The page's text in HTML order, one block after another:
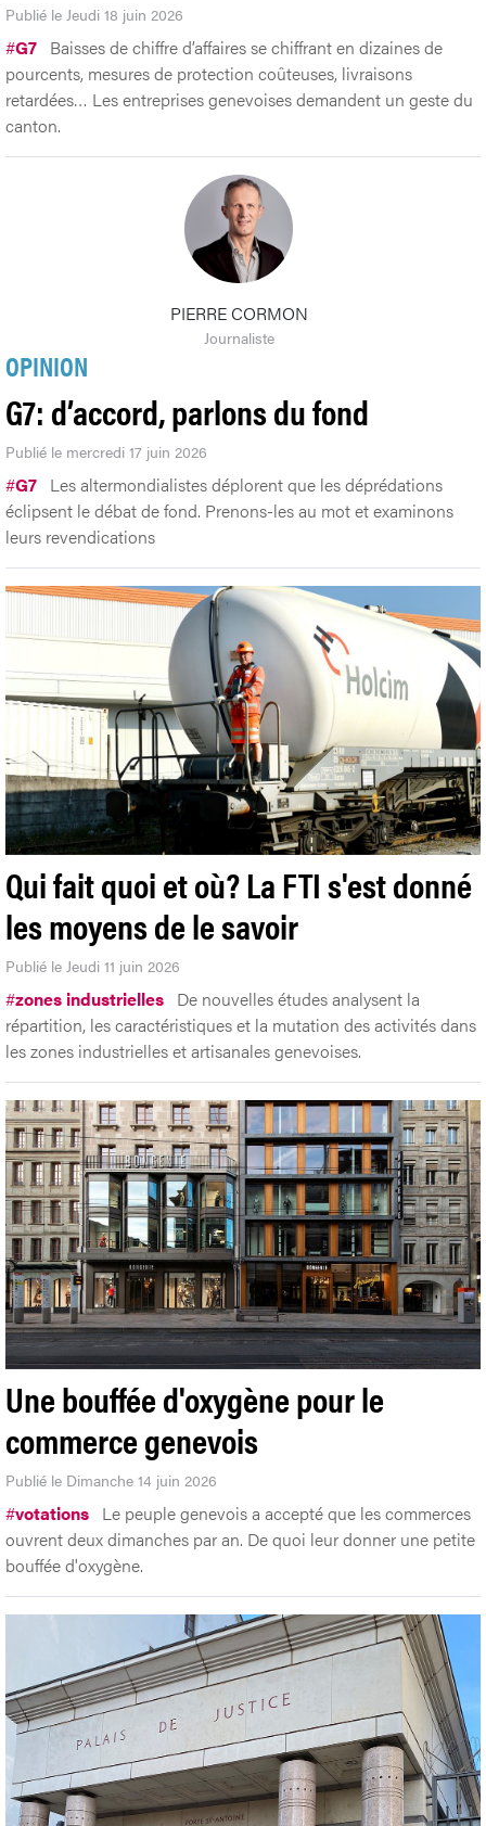
Publié le Jeudi 18 juin 2026
#G7 Baisses de chiffre d’affaires se chiffrant en dizaines de
pourcents, mesures de protection coûteuses, livraisons
retardées… Les entreprises genevoises demandent un geste du
canton.
PIERRE CORMON
Journaliste
OPINION
G7: d’accord, parlons du fond
Publié le mercredi 17 juin 2026
#G7 Les altermondialistes déplorent que les déprédations
éclipsent le débat de fond. Prenons-les au mot et examinons
leurs revendications
Qui fait quoi et où? La FTI s'est donné
les moyens de le savoir
Publié le Jeudi 11 juin 2026
#zones industrielles De nouvelles études analysent la
répartition, les caractéristiques et la mutation des activités dans
les zones industrielles et artisanales genevoises.
Une bouffée d'oxygène pour le
commerce genevois
Publié le Dimanche 14 juin 2026
#votations Le peuple genevois a accepté que les commerces
ouvrent deux dimanches par an. De quoi leur donner une petite
bouffée d'oxygène.